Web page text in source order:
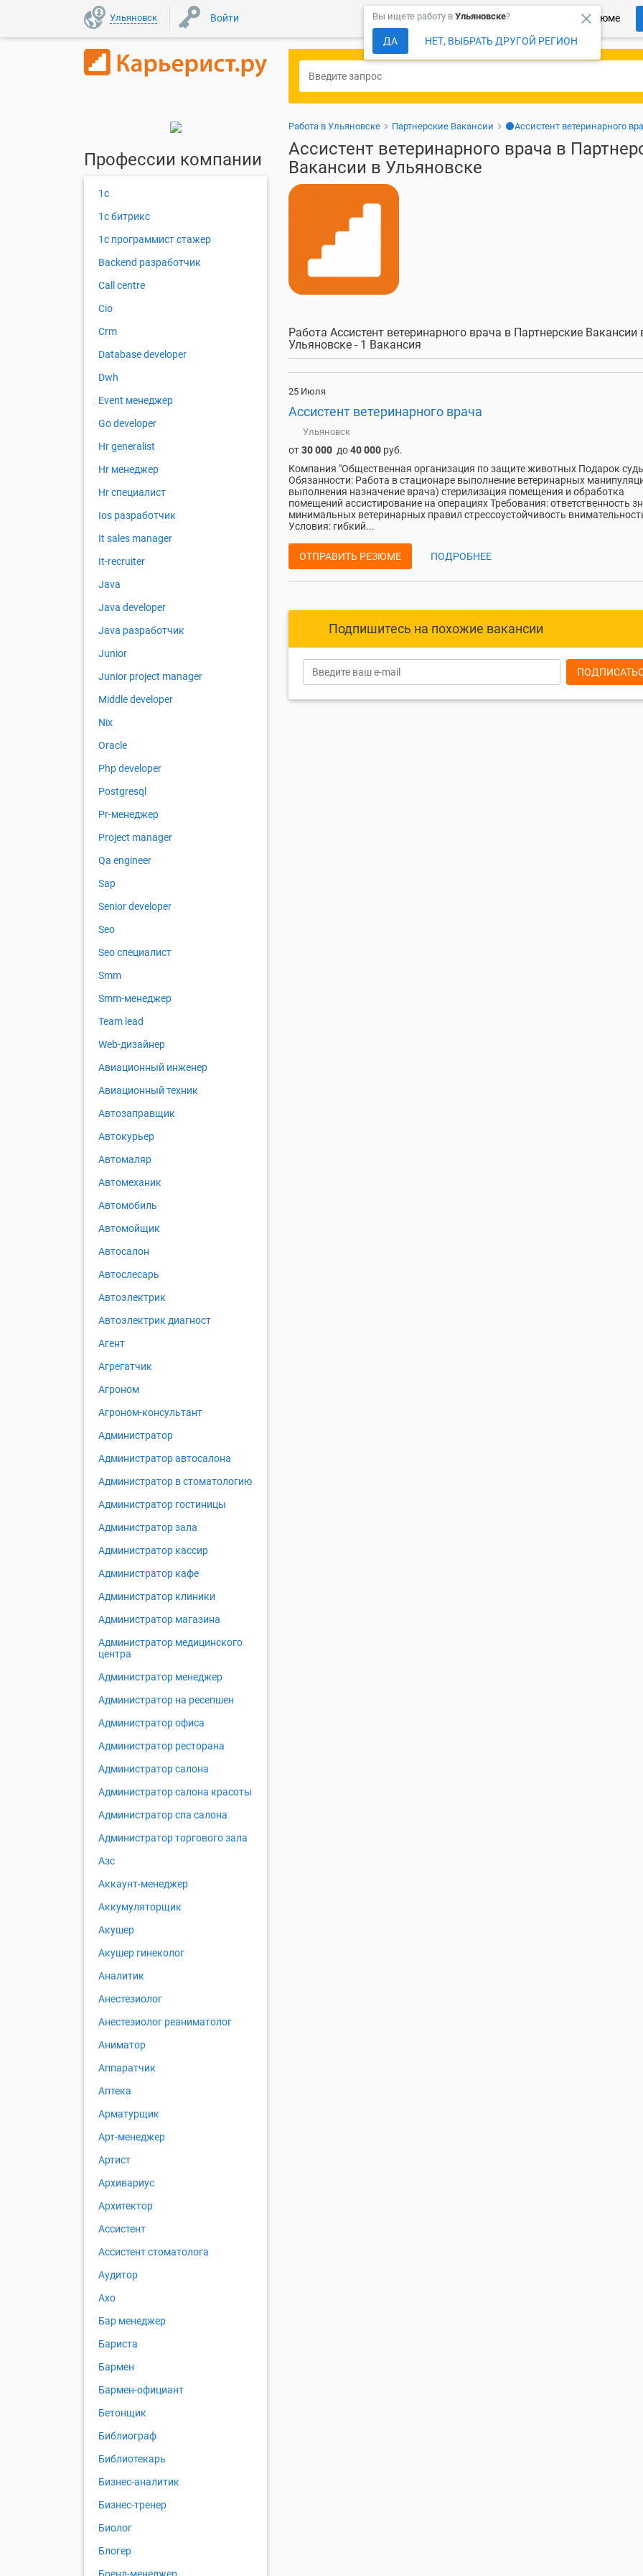
Ульяновск Войти Более 150 000 компаний ждут Ваше резюме
close
Вы ищете работу в Ульяновске?
ДА НЕТ, ВЫБРАТЬ ДРУГОЙ РЕГИОН
Работа в Ульяновске Партнерские Вакансии ⚫Ассистент ветеринарного
Ассистент ветеринарного врача в
Вакансии в Ульяновске
Работа Ассистент ветеринарного врача в Партнерские Вакансии
Ульяновске - 1 Вакансия
25 Июля
Ассистент ветеринарного врача
Ульяновск
от30 000 до40 000 руб.
Компания "Общественная организация по защите животных Подарок
Обязанности: Работа в стационаре выполнение ветеринарных
выполнения назначение врача) стерилизация помещения и обработка
помещений ассистирование на операциях Требования: ответственность
минимальных ветеринарных правил стрессоустойчивость
Условия: гибкий...
ОТПРАВИТЬ РЕЗЮМЕ ПОДРОБНЕЕ
Подпишитесь на похожие вакансии
Профессии компании
1с
1с битрикс
1с программист стажер
Backend разработчик
Call centre
Cio
Crm
Database developer
Dwh
Event менеджер
Go developer
Hr generalist
Hr менеджер
Hr специалист
Ios разработчик
It sales manager
It-recruiter
Java
Java developer
Java разработчик
Junior
Junior project manager
Middle developer
Nix
Oracle
Php developer
Postgresql
Pr-менеджер
Project manager
Qa engineer
Sap
Senior developer
Seo
Seo специалист
Smm
Smm-менеджер
Team lead
Web-дизайнер
Авиационный инженер
Авиационный техник
Автозаправщик
Автокурьер
Автомаляр
Автомеханик
Автомобиль
Автомойщик
Автосалон
Автослесарь
Автоэлектрик
Автоэлектрик диагност
Агент
Агрегатчик
Агроном
Агроном-консультант
Администратор
Администратор автосалона
Администратор в стоматологию
Администратор гостиницы
Администратор зала
Администратор кассир
Администратор кафе
Администратор клиники
Администратор магазина
Администратор медицинского
центра
Администратор менеджер
Администратор на ресепшен
Администратор офиса
Администратор ресторана
Администратор салона
Администратор салона красоты
Администратор спа салона
Администратор торгового зала
Азс
Аккаунт-менеджер
Аккумуляторщик
Акушер
Акушер гинеколог
Аналитик
Анестезиолог
Анестезиолог реаниматолог
Аниматор
Аппаратчик
Аптека
Арматурщик
Арт-менеджер
Артист
Архивариус
Архитектор
Ассистент
Ассистент стоматолога
Аудитор
Ахо
Бар менеджер
Бариста
Бармен
Бармен-официант
Бетонщик
Библиограф
Библиотекарь
Бизнес-аналитик
Бизнес-тренер
Биолог
Блогер